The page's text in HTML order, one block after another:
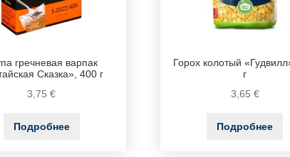
гречневая варпак
Сказка», 400 г
3,75€
Подробнее
Горох колотый
г
3,65 €
Подробнее